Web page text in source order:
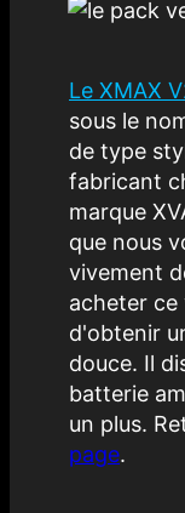
Le XMAX
sous le
de type
fabricant
marque
que nous
vivement
acheter ce
d'obtenir
douce. Il
batterie
un plus.
page.